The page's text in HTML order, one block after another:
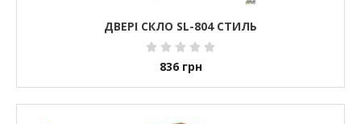
ДВЕРІ СКЛО SL-804 СТИЛЬ
836 грн